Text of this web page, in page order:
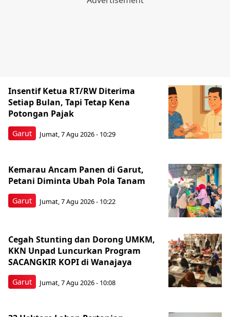
Garut
Insentif Ketua RT/RW Diterima
Setiap Bulan, Tapi Tetap Kena
Potongan Pajak
Jumat, 7 Agu 2026 - 10:29
Garut
Kemarau Ancam Panen di Garut,
Petani Diminta Ubah Pola Tanam
Jumat, 7 Agu 2026 - 10:22
Garut
Cegah Stunting dan Dorong UMKM,
KKN Unpad Luncurkan Program
SACANGKIR KOPI di Wanajaya
Jumat, 7 Agu 2026 - 10:08